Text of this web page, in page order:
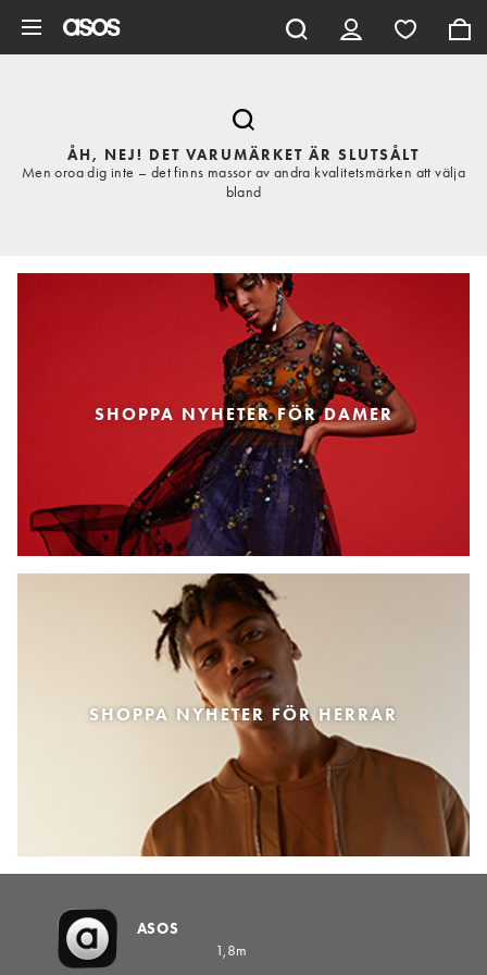
ÅH, NEJ! DET VARUMÄRKET ÄR SLUTSÅLT
Men oroa dig inte – det finns massor av andra kvalitetsmärken att välja
bland
SHOPPA NYHETER FÖR DAMER
SHOPPA NYHETER FÖR HERRAR
ASOS
1,8m